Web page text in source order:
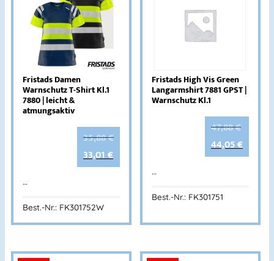
Fristads Damen
Warnschutz T-Shirt Kl.1
7880 | leicht &
atmungsaktiv
35,88€
33,01€
…
Best.-Nr.: FK301752W
Fristads High Vis Green
Langarmshirt 7881 GPST |
Warnschutz Kl.1
47,88€
44,05€
…
Best.-Nr.: FK301751